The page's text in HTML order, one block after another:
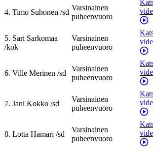
4. Timo Suhonen /sd
Varsinainen
puheenvuoro
5. Sari Sarkomaa
/kok
Varsinainen
puheenvuoro
6. Ville Merinen /sd
Varsinainen
puheenvuoro
7. Jani Kokko /sd
Varsinainen
puheenvuoro
8. Lotta Hamari /sd
Varsinainen
puheenvuoro